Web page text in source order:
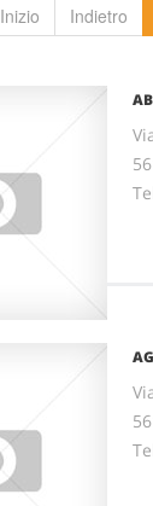
Inizio Indietro